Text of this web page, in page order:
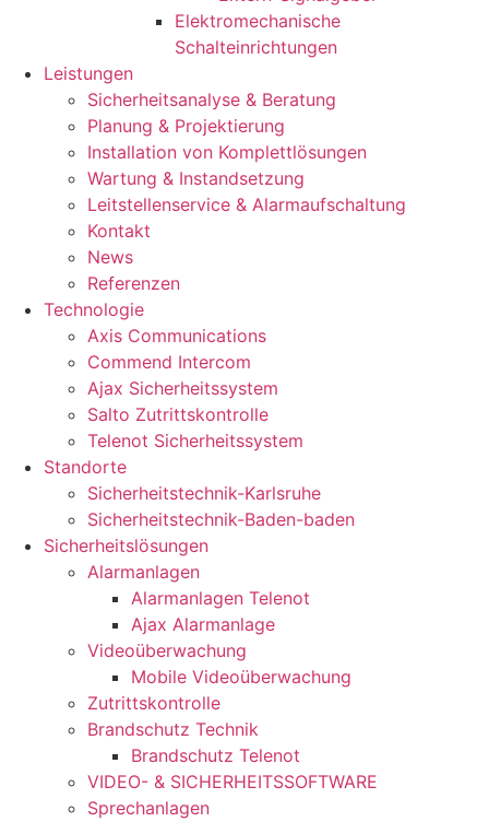
Elektromechanische
Schalteinrichtungen
Leistungen
Sicherheitsanalyse & Beratung
Planung & Projektierung​
Installation von Komplettlösungen
Wartung & Instandsetzung
Leitstellenservice & Alarmaufschaltung
Kontakt
News
Referenzen
Technologie
Axis Communications
Commend Intercom
Ajax Sicherheitssystem​
Salto Zutrittskontrolle
Telenot Sicherheitssystem
Standorte
Sicherheitstechnik-Karlsruhe
Sicherheitstechnik-Baden-baden
Sicherheitslösungen
Alarmanlagen
Alarmanlagen Telenot
Ajax Alarmanlage
Videoüberwachung
Mobile Videoüberwachung
Zutrittskontrolle
Brandschutz Technik
Brandschutz Telenot
VIDEO- & SICHERHEITSSOFTWARE
Sprechanlagen